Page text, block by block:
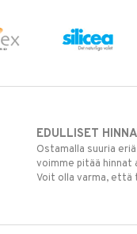
EDULLISET
Ostamalla suuria
voimme pitää hinnat
Voit olla varma,